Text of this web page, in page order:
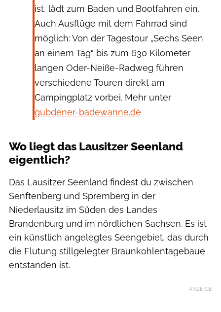
ist, lädt zum Baden und Bootfahren ein.
Auch Ausflüge mit dem Fahrrad sind
möglich: Von der Tagestour „Sechs Seen
an einem Tag“ bis zum 630 Kilometer
langen Oder-Neiße-Radweg führen
verschiedene Touren direkt am
Campingplatz vorbei. Mehr unter
gubdener-badewanne.de
Wo liegt das Lausitzer Seenland
eigentlich?
Das Lausitzer Seenland findest du zwischen
Senftenberg und Spremberg in der
Niederlausitz im Süden des Landes
Brandenburg und im nördlichen Sachsen. Es ist
ein künstlich angelegtes Seengebiet, das durch
die Flutung stillgelegter Braunkohlentagebaue
entstanden ist.
ANZEIGE